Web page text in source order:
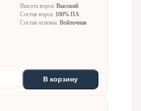
Высота ворса: Высокий
Состав ворса: 100% ПА
Состав основы: Войлочная
В корзину